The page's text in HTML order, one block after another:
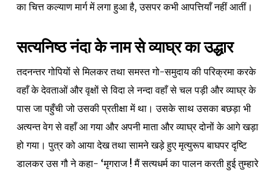
का चित्त कल्याण मार्ग में लगा हुआ है, उसपर कभी आपत्तियाँ नहीं आतीं।
सत्यनिष्ठ नंदा के नाम से व्याघ्र का उद्धार
तदनन्तर गोपियों से मिलकर तथा समस्त गो-समुदाय की परिक्रमा करके
वहाँ के देवताओं और वृक्षों से विदा ले नन्दा वहाँ से चल पड़ी और व्याघ्र के
पास जा पहुँची जो उसकी प्रतीक्षा में था। उसके साथ उसका बछड़ा भी
अत्यन्त वेग से वहाँ आ गया और अपनी माता और व्याघ्र दोनों के आगे खड़ा
हो गया। पुत्र को आया देख तथा सामने खड़े हुए मृत्युरूप बाघपर दृष्टि
डालकर उस गौ ने कहा- ‘मृगराज ! मैं सत्यधर्म का पालन करती हुई तुम्हारे